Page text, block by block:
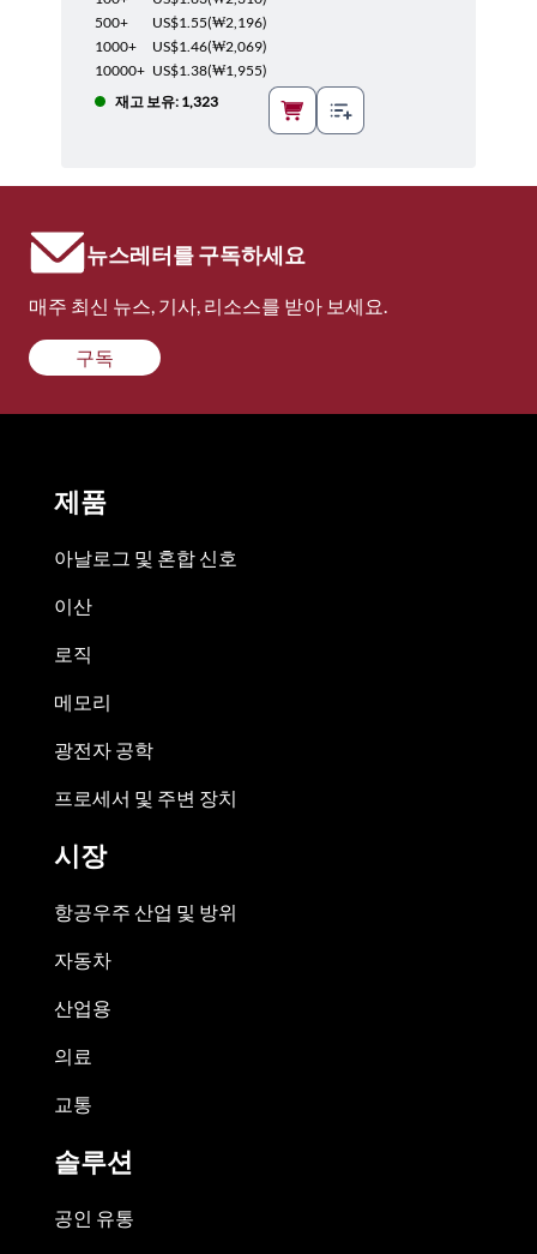
500+
US$1.55(₩2,196)
1000+
US$1.46(₩2,069)
10000+ US$1.38(₩1,955)
재고 보유: 1,323
뉴스레터를 구독하세요
매주 최신 뉴스, 기사, 리소스를 받아 보세요.
구독
제품
아날로그 및 혼합 신호
이산
로직
메모리
광전자 공학
프로세서 및 주변 장치
시장
항공우주 산업 및 방위
자동차
산업용
의료
교통
솔루션
공인 유통